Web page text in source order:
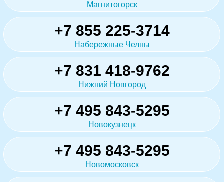
Магнитогорск
+7 855 225-3714
Набережные Челны
+7 831 418-9762
Нижний Новгород
+7 495 843-5295
Новокузнецк
+7 495 843-5295
Новомосковск